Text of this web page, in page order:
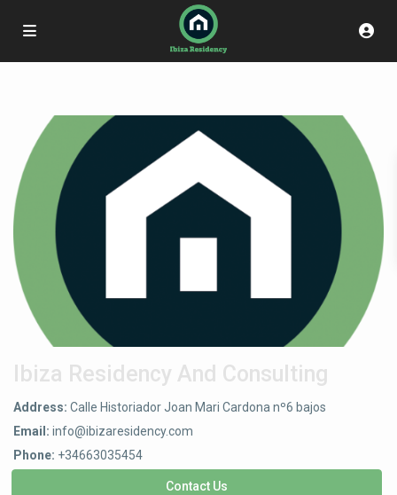
Ibiza Residency And Consulting
Address: Calle Historiador Joan Mari Cardona nº6 bajos
Email: info@ibizaresidency.com
Phone: +34663035454
Contact Us